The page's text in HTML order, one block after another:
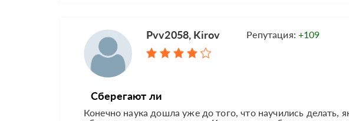
Pvv2058, Kirov Репутация:+109
Сберегают ли
Конечно наука дошла уже до того, что научились